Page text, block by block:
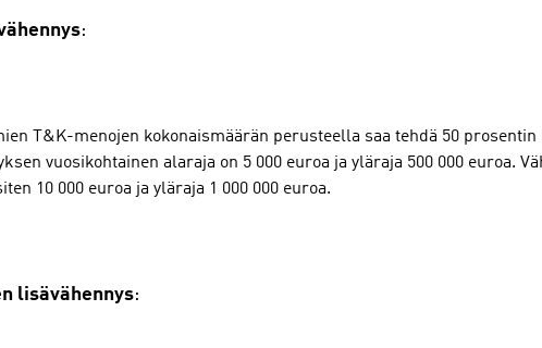
:
T&K-menojen kokonaismäärän perusteella saa tehdä 50
vuosikohtainen alaraja on 5 000 euroa ja yläraja 500 000 euroa.
10 000 euroa ja yläraja 1 000 000 euroa.
lisävähennys: